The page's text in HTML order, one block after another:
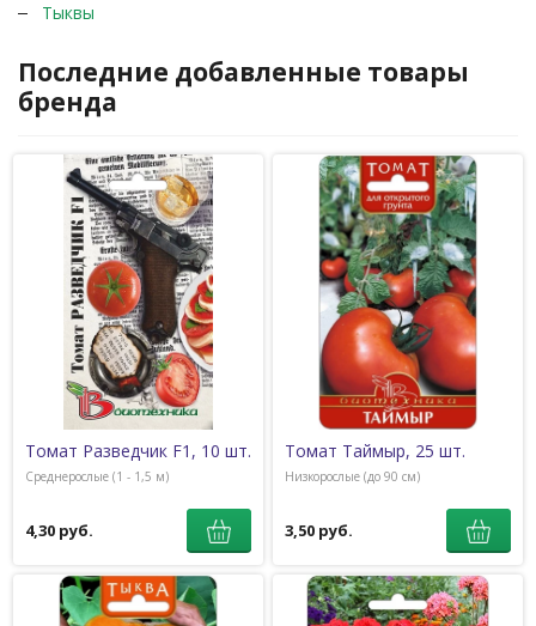
Тыквы
Последние добавленные товары
бренда
Томат Разведчик F1, 10 шт.
Среднерослые (1 - 1,5 м)
4,30 руб.
Томат Таймыр, 25 шт.
Низкорослые (до 90 см)
3,50 руб.